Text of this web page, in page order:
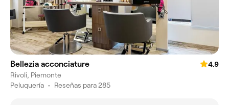
Bellezia acconciature
4.9
Rivoli, Piemonte
Peluquería • Reseñas para 285